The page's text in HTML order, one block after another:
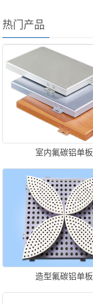
热门产品
室内氟碳铝单板
造型氟碳铝单板